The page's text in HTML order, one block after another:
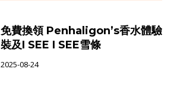
免費換領 Penhaligon’s香水體驗
裝及I SEE I SEE雪條
2025-08-24